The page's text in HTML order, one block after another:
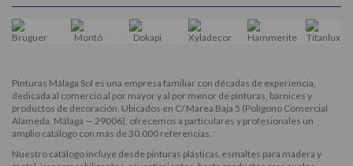
Pinturas Málaga Sol es una empresa familiar con décadas de experiencia,
dedicada al comercio al por mayor y al por menor de pinturas, barnices y
productos de decoración. Ubicados en C/ Marea Baja 5 (Polígono Comercial
Alameda, Málaga — 29006), ofrecemos a particulares y profesionales un
amplio catálogo con más de 30.000 referencias.
Nuestro catálogo incluye desde pinturas plásticas,esmaltes para madera y